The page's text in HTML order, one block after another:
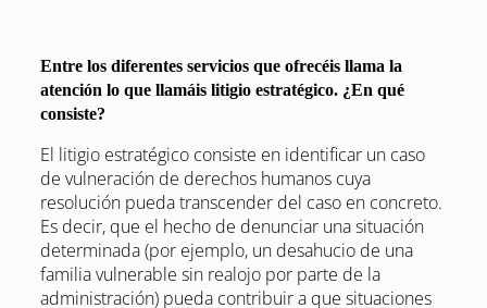
Entre los diferentes servicios que ofrecéis llama la
atención lo que llamáis litigio estratégico. ¿En qué
consiste?
El litigio estratégico consiste en identificar un caso
de vulneración de derechos humanos cuya
resolución pueda transcender del caso en concreto.
Es decir, que el hecho de denunciar una situación
determinada (por ejemplo, un desahucio de una
familia vulnerable sin realojo por parte de la
administración) pueda contribuir a que situaciones